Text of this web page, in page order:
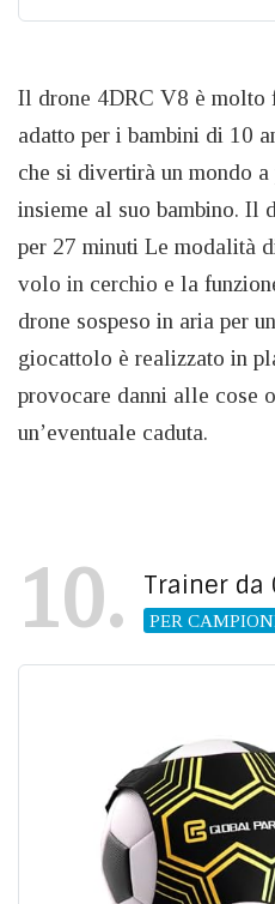
Il drone 4DRC V8 è molto
adatto per i bambini di 10
che si divertirà un mondo
insieme al suo bambino. Il
per 27 minuti Le modalità
volo in cerchio e la
drone sospeso in aria per
giocattolo è realizzato in
provocare danni alle cose
un’eventuale caduta.
10 Trainer da
PER